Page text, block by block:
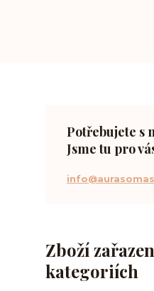
Zboží
kategoriích
Potřebujete s
Jsme tu pro